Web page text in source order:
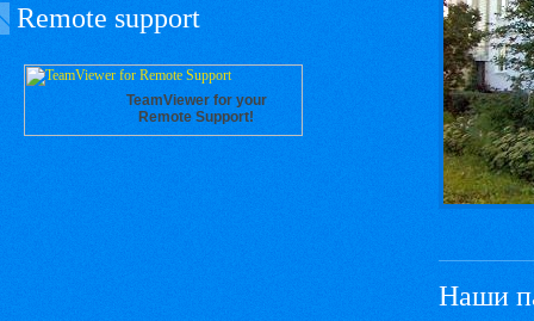
Remote support
TeamViewer for your
Remote Support!
Наши